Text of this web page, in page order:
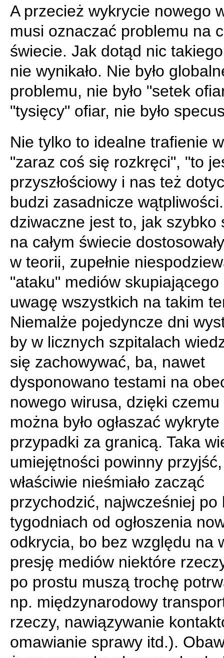
A przecież wykrycie nowego
musi oznaczać problemu na
świecie. Jak dotąd nic
nie wynikało. Nie było
problemu, nie było "setek
"tysięcy" ofiar, nie było
Nie tylko to idealne trafienie
"zaraz coś się rozkręci", "to
przyszłościowy i nas też
budzi zasadnicze
dziwaczne jest to, jak szybko
na całym świecie
w teorii, zupełnie
"ataku" mediów skupiającego
uwagę wszystkich na takim
Niemalże pojedyncze dni
by w licznych szpitalach
się zachowywać, ba, nawet
dysponowano testami na
nowego wirusa, dzięki czemu
można było ogłaszać wykryte
przypadki za granicą. Taka
umiejętności powinny
właściwie nieśmiało zacząć
przychodzić, najwcześniej po
tygodniach od ogłoszenia
odkrycia, bo bez względu na
presję mediów niektóre
po prostu muszą trochę
np. międzynarodowy
rzeczy, nawiązywanie
omawianie sprawy itd.).